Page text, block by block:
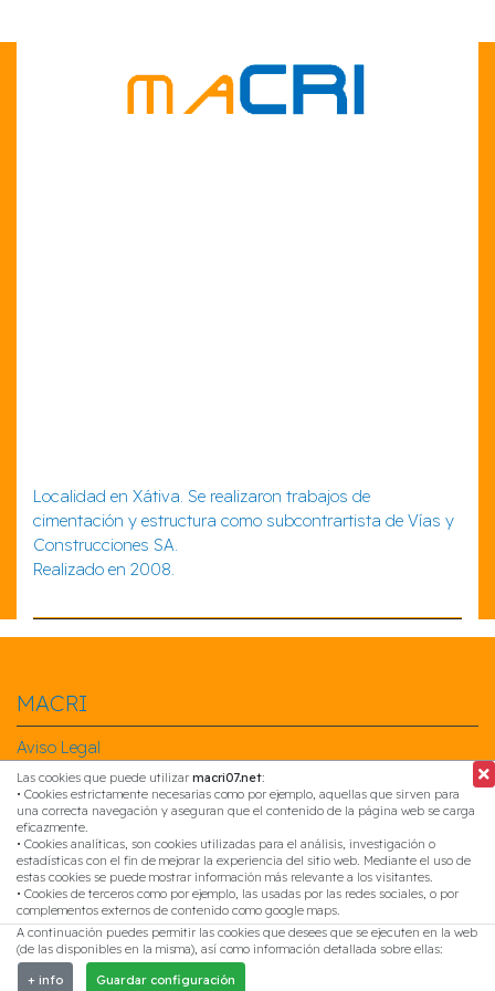
Las cookies que puede utilizar macri07.net:
• Cookies estrictamente necesarias como por ejemplo, aquellas que sirven para
una correcta navegación y aseguran que el contenido de la página web se carga
eficazmente.
• Cookies analíticas, son cookies utilizadas para el análisis, investigación o
estadísticas con el fin de mejorar la experiencia del sitio web. Mediante el uso de
estas cookies se puede mostrar información más relevante a los visitantes.
• Cookies de terceros como por ejemplo, las usadas por las redes sociales, o por
complementos externos de contenido como google maps.
A continuación puedes permitir las cookies que desees que se ejecuten en la web
(de las disponibles en la misma), así como información detallada sobre ellas:
+ info
Guardar configuración
Localidad en Xátiva. Se realizaron trabajos de
cimentación y estructura como subcontrartista de Vías y
Construcciones SA.
Realizado en 2008.
MACRI
Aviso Legal
Política de Privacidad
Política de Cookies
Síguenos en...
Síguenos en Facebook
Síguenos en Linkedin
Síguenos en Instagram
Contacta con nosotros